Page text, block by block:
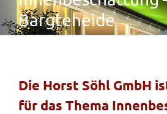
News
Überdachungen
Bargteheide
Die Horst Söhl GmbH
für das Thema